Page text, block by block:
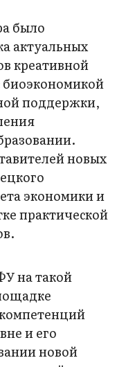
было
актуальных
креативной
биоэкономикой
поддержки,
новых
экономики и
практической
на такой
и его
новой